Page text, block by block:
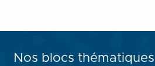
Nos blocs thématiques